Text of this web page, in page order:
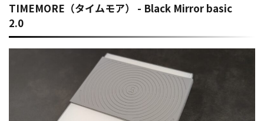
TIMEMORE（タイムモア） - Black Mirror basic
2.0